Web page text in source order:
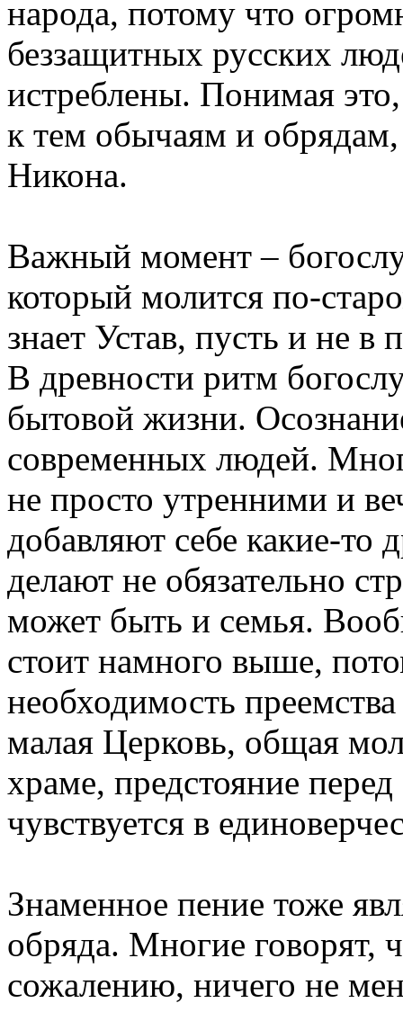
народа, потому что
беззащитных русских
истреблены. Понимая
к тем обычаям и
Никона.
Важный момент –
который молится по-
знает Устав, пусть и не
В древности ритм
бытовой жизни.
современных людей.
не просто утренними и
добавляют себе какие-то
делают не обязательно
может быть и семья.
стоит намного выше,
необходимость
малая Церковь, общая
храме, предстояние
чувствуется в
Знаменное пение тоже
обряда. Многие говорят,
сожалению, ничего не